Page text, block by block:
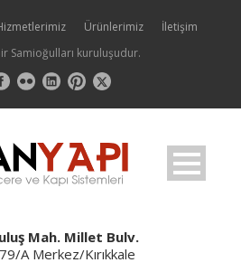
Ürünlerimiz
İletişim
Samioğulları kuruluşudur.
Mah. Millet Bulv.
A Merkez/Kırıkkale